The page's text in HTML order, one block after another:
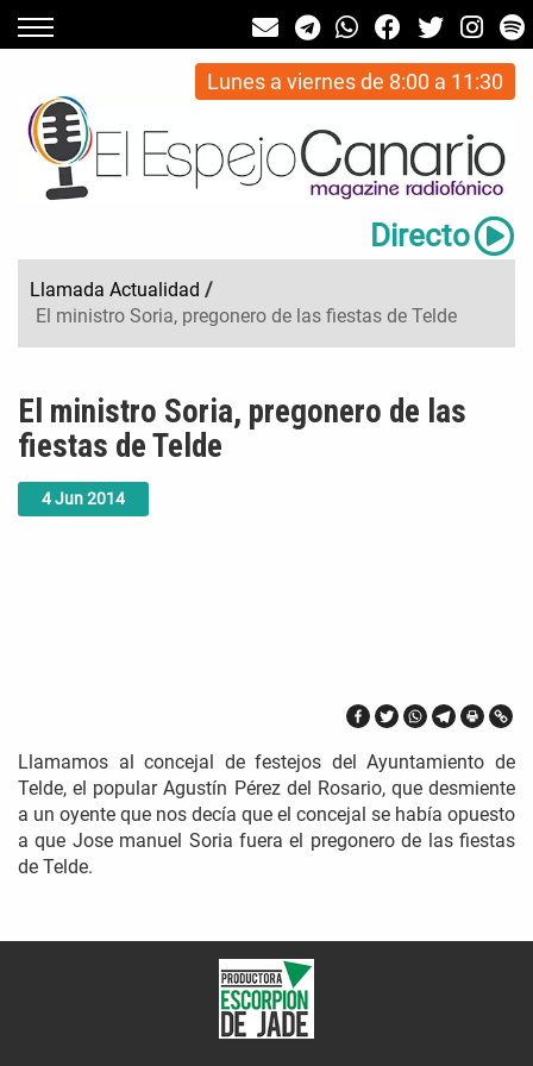
Lunes a viernes de 8:00 a 11:30
Directo
Llamada Actualidad /
El ministro Soria, pregonero de las fiestas de Telde
4Jun2014
El ministro Soria, pregonero de las
fiestas de Telde
Llamamos al concejal de festejos del Ayuntamiento de
Telde, el popular Agustín Pérez del Rosario, que desmiente
a un oyente que nos decía que el concejal se había opuesto
a que Jose manuel Soria fuera el pregonero de las fiestas
de Telde.